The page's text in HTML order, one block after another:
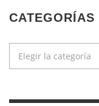
CATEGORÍAS